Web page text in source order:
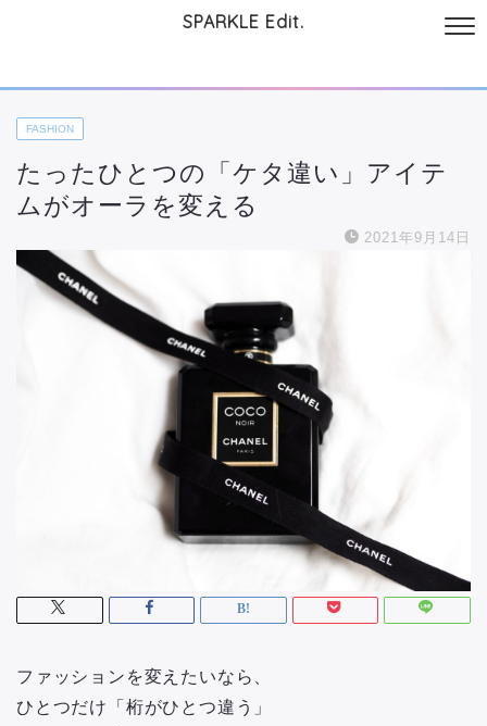
SPARKLE Edit.
FASHION
たったひとつの「ケタ違い」アイテ
ムがオーラを変える
2021年9月14日
ファッションを変えたいなら、
ひとつだけ「桁がひとつ違う」